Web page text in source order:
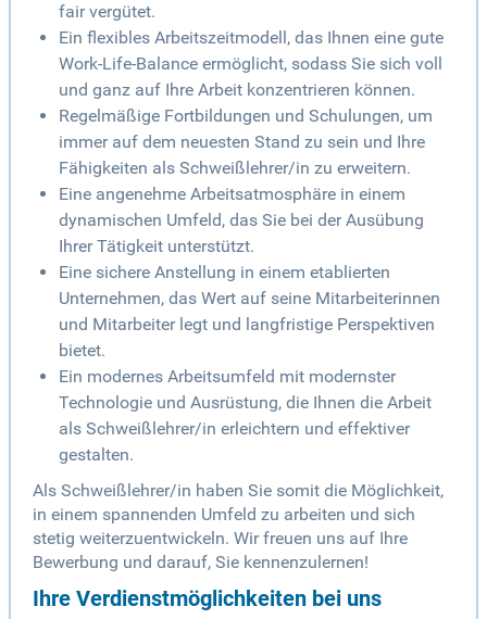
fair vergütet.
Ein flexibles Arbeitszeitmodell, das Ihnen eine gute
Work-Life-Balance ermöglicht, sodass Sie sich voll
und ganz auf Ihre Arbeit konzentrieren können.
Regelmäßige Fortbildungen und Schulungen, um
immer auf dem neuesten Stand zu sein und Ihre
Fähigkeiten als Schweißlehrer/in zu erweitern.
Eine angenehme Arbeitsatmosphäre in einem
dynamischen Umfeld, das Sie bei der Ausübung
Ihrer Tätigkeit unterstützt.
Eine sichere Anstellung in einem etablierten
Unternehmen, das Wert auf seine Mitarbeiterinnen
und Mitarbeiter legt und langfristige Perspektiven
bietet.
Ein modernes Arbeitsumfeld mit modernster
Technologie und Ausrüstung, die Ihnen die Arbeit
als Schweißlehrer/in erleichtern und effektiver
gestalten.
Als Schweißlehrer/in haben Sie somit die Möglichkeit,
in einem spannenden Umfeld zu arbeiten und sich
stetig weiterzuentwickeln. Wir freuen uns auf Ihre
Bewerbung und darauf, Sie kennenzulernen!
Ihre Verdienstmöglichkeiten bei uns